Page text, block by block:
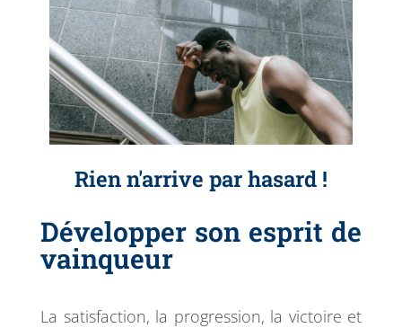
Rien n'arrive par hasard !
Développer son esprit de
vainqueur
La satisfaction, la progression, la victoire et